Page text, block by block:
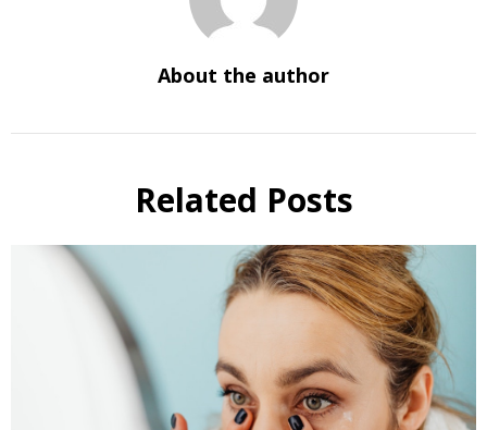
About the author
Related Posts